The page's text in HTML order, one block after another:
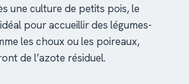
une culture de petits pois, le
pour accueillir des légumes-
les choux ou les poireaux,
de l’azote résiduel.